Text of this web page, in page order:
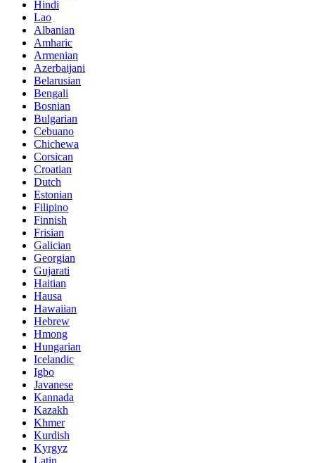
Hindi
Lao
Albanian
Amharic
Armenian
Azerbaijani
Belarusian
Bengali
Bosnian
Bulgarian
Cebuano
Chichewa
Corsican
Croatian
Dutch
Estonian
Filipino
Finnish
Frisian
Galician
Georgian
Gujarati
Haitian
Hausa
Hawaiian
Hebrew
Hmong
Hungarian
Icelandic
Igbo
Javanese
Kannada
Kazakh
Khmer
Kurdish
Kyrgyz